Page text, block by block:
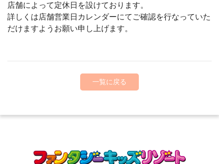
店舗によって定休日を設けております。
詳しくは店舗営業日カレンダーにてご確認を行なっていた
だけますようお願い申し上げます。
一覧に戻る